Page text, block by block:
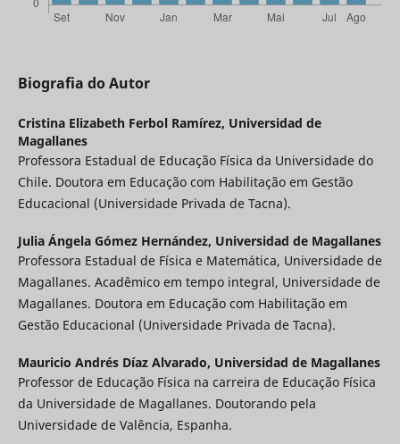
Biografia do Autor
Cristina Elizabeth Ferbol Ramírez, Universidad de
Magallanes
Professora Estadual de Educação Física da Universidade do
Chile. Doutora em Educação com Habilitação em Gestão
Educacional (Universidade Privada de Tacna).
Julia Ángela Gómez Hernández, Universidad de Magallanes
Professora Estadual de Física e Matemática, Universidade de
Magallanes. Acadêmico em tempo integral, Universidade de
Magallanes. Doutora em Educação com Habilitação em
Gestão Educacional (Universidade Privada de Tacna).
Mauricio Andrés Díaz Alvarado, Universidad de Magallanes
Professor de Educação Física na carreira de Educação Física
da Universidade de Magallanes. Doutorando pela
Universidade de Valência, Espanha.